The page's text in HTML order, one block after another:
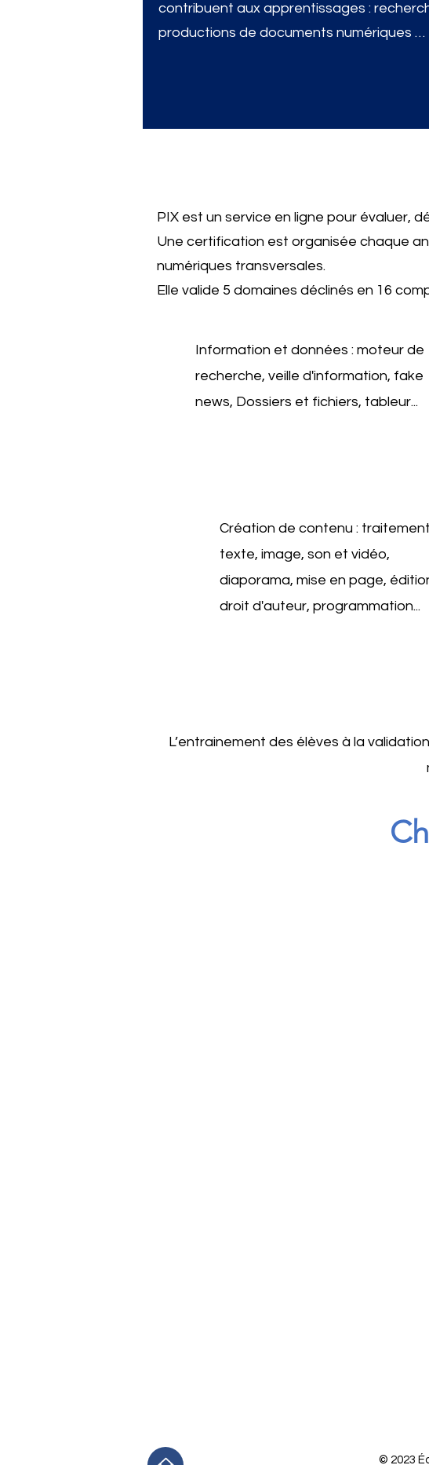
contribuent aux apprentissages :
productions de documents numériques …
PIX est un service en ligne pour évaluer,
Une certification est organisée chaque
numériques transversales.
Elle valide 5 domaines déclinés en 16
Information et données : moteur de
recherche, veille d'information, fake
news, Dossiers et fichiers, tableur...
Création de contenu :
texte, image, son et vidéo,
diaporama, mise en page,
droit d'auteur, programmation...
L’entrainement des élèves à la
© 2023